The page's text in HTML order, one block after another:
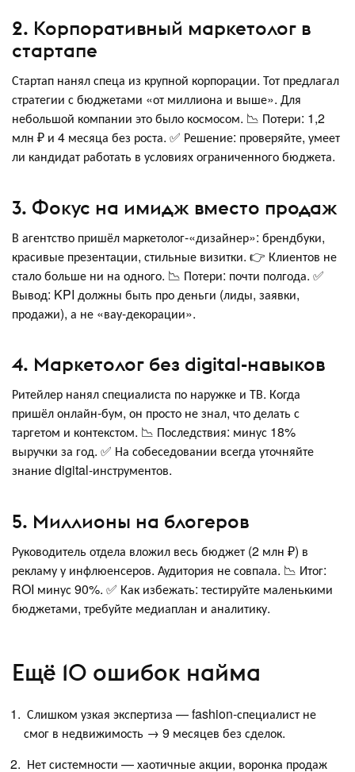
2. Корпоративный маркетолог в
стартапе
Стартап нанял спеца из крупной корпорации. Тот предлагал
стратегии с бюджетами «от миллиона и выше». Для
небольшой компании это было космосом. 📉 Потери: 1,2
млн ₽ и 4 месяца без роста. ✅ Решение: проверяйте, умеет
ли кандидат работать в условиях ограниченного бюджета.
3. Фокус на имидж вместо продаж
В агентство пришёл маркетолог-«дизайнер»: брендбуки,
красивые презентации, стильные визитки. 👉 Клиентов не
стало больше ни на одного. 📉 Потери: почти полгода. ✅
Вывод: KPI должны быть про деньги (лиды, заявки,
продажи), а не «вау-декорации».
4. Маркетолог без digital-навыков
Ритейлер нанял специалиста по наружке и ТВ. Когда
пришёл онлайн-бум, он просто не знал, что делать с
таргетом и контекстом. 📉 Последствия: минус 18%
выручки за год. ✅ На собеседовании всегда уточняйте
знание digital-инструментов.
5. Миллионы на блогеров
Руководитель отдела вложил весь бюджет (2 млн ₽) в
рекламу у инфлюенсеров. Аудитория не совпала. 📉 Итог:
ROI минус 90%. ✅ Как избежать: тестируйте маленькими
бюджетами, требуйте медиаплан и аналитику.
Ещё 10 ошибок найма
Слишком узкая экспертиза — fashion-специалист не
смог в недвижимость → 9 месяцев без сделок.
Нет системности — хаотичные акции, воронка продаж